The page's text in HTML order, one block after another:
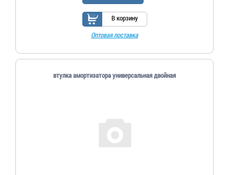
В корзину
Оптовая поставка
втулка амортизатора универсальная двойная